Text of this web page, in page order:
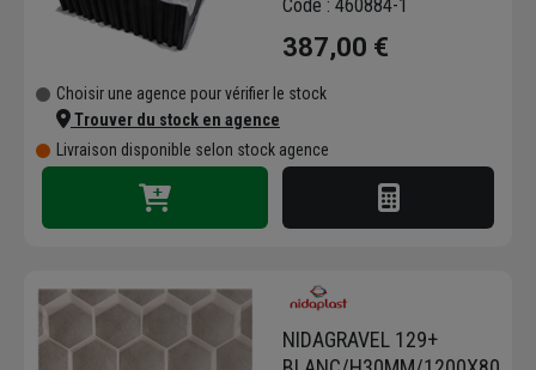
durablement les surfaces en graviers. Elles
assurent une excellente portance et facilitent
bordures de jardin viennent compléter ces
aménagements en structurant visuellement
les espaces extérieurs. Les bouchons de
marquage, quant à eux, apportent une
solution simple et efficace pour identifier ou
Nidaplast est également reconnu pour ses
eaux pluviales. Grâce à des modules
Code : 460884-1
387,00 €
Choisir une agence pour vérifier le stock
Trouver du stock en agence
Livraison disponible selon stock agence
NIDAGRAVEL 129+